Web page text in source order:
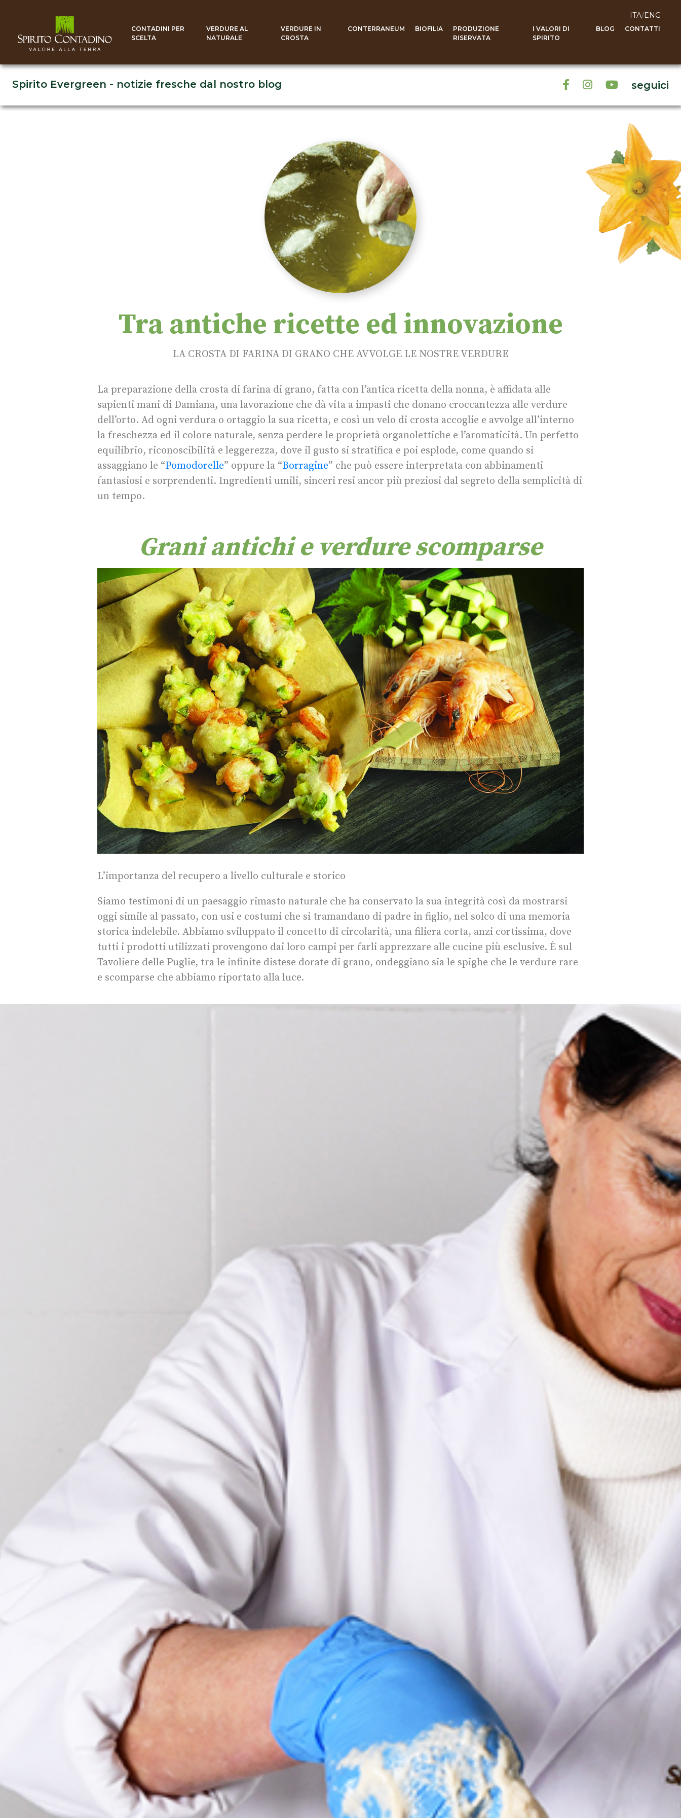
ITA/ENG
CONTADINI PER
SCELTA
VERDURE AL
NATURALE
VERDURE IN
CROSTA
CONTERRANEUM BIOFILIA
PRODUZIONE
RISERVATA
I VALORI DI
SPIRITO
BLOG CONTATTI
Spirito Evergreen - notizie fresche dal nostro blog seguici
Tra antiche ricette ed innovazione
LA CROSTA DI FARINA DI GRANO CHE AVVOLGE LE NOSTRE VERDURE
La preparazione della crosta di farina di grano, fatta con l’antica ricetta della nonna, è affidata alle
sapienti mani di Damiana, una lavorazione che dà vita a impasti che donano croccantezza alle verdure
dell’orto. Ad ogni verdura o ortaggio la sua ricetta, e così un velo di crosta accoglie e avvolge all’interno
la freschezza ed il colore naturale, senza perdere le proprietà organolettiche e l’aromaticità. Un perfetto
equilibrio, riconoscibilità e leggerezza, dove il gusto si stratifica e poi esplode, come quando si
assaggiano le “Pomodorelle” oppure la “Borragine” che può essere interpretata con abbinamenti
fantasiosi e sorprendenti. Ingredienti umili, sinceri resi ancor più preziosi dal segreto della semplicità di
un tempo.
Grani antichi e verdure scomparse
L’importanza del recupero a livello culturale e storico
Siamo testimoni di un paesaggio rimasto naturale che ha conservato la sua integrità così da mostrarsi
oggi simile al passato, con usi e costumi che si tramandano di padre in figlio, nel solco di una memoria
storica indelebile. Abbiamo sviluppato il concetto di circolarità, una filiera corta, anzi cortissima, dove
tutti i prodotti utilizzati provengono dai loro campi per farli apprezzare alle cucine più esclusive. È sul
Tavoliere delle Puglie, tra le infinite distese dorate di grano, ondeggiano sia le spighe che le verdure rare
e scomparse che abbiamo riportato alla luce.